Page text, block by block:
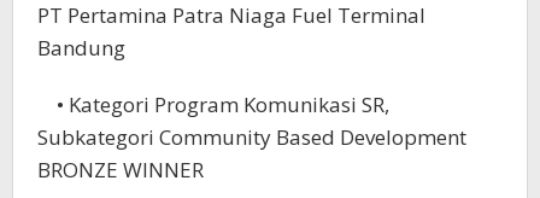
PT Pertamina Patra Niaga Fuel Terminal
Bandung
• Kategori Program Komunikasi SR,
Subkategori Community Based Development
BRONZE WINNER